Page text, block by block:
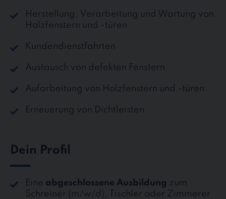
Herstellung, Verarbeitung und Wartung von
Holzfenstern und -türen
Kundendienstfahrten
Austausch von defekten Fenstern
Aufarbeitung von Holzfenstern und -türen
Erneuerung von Dichtleisten
Dein Profil
Eine abgeschlossene Ausbildung zum
Schreiner (m/w/d), Tischler oder Zimmerer